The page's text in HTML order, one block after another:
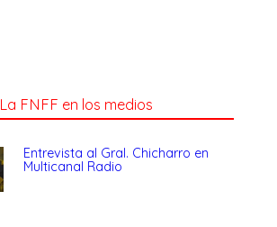
La FNFF en los medios
Entrevista al Gral. Chicharro en
Multicanal Radio